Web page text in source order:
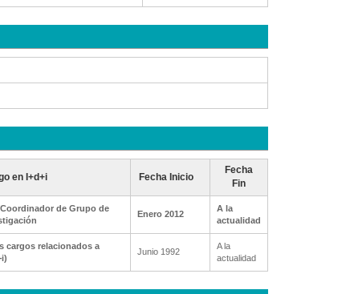
en I+d+i Fecha Inicio
Fecha
Fin
de Grupo de
Enero 2012
A la
actualidad
cargos relacionados a
Junio 1992
A la
actualidad